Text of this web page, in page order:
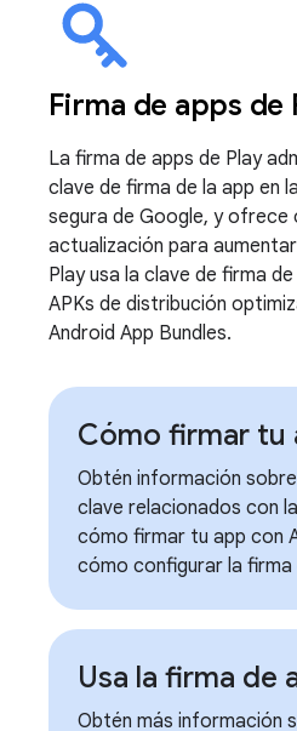
Firma de apps de
La firma de apps de Play
clave de firma de la app en
segura de Google, y ofrece
actualización para
Play usa la clave de firma
APKs de distribución
Android App Bundles.
Cómo firmar tu
Obtén información
clave relacionados con
cómo firmar tu app con
cómo configurar la firma
Usa la firma de
Obtén más información